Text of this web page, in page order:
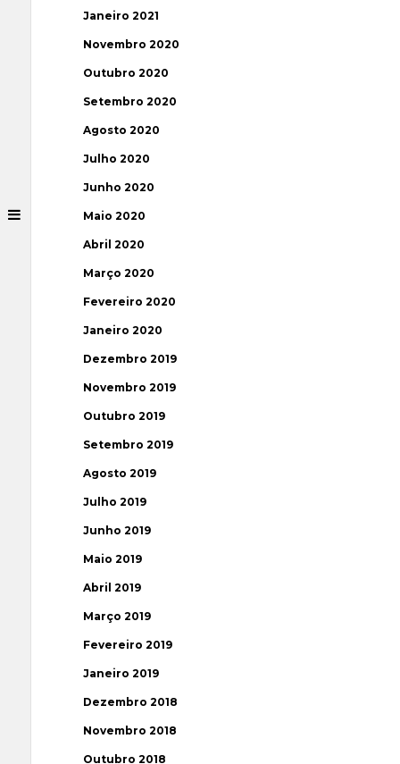
Janeiro 2021
Novembro 2020
Outubro 2020
Setembro 2020
Agosto 2020
Julho 2020
Junho 2020
Maio 2020
Abril 2020
Março 2020
Fevereiro 2020
Janeiro 2020
Dezembro 2019
Novembro 2019
Outubro 2019
Setembro 2019
Agosto 2019
Julho 2019
Junho 2019
Maio 2019
Abril 2019
Março 2019
Fevereiro 2019
Janeiro 2019
Dezembro 2018
Novembro 2018
Outubro 2018